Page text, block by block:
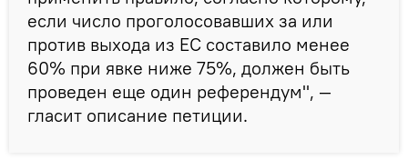
если число проголосовавших за или
против выхода из ЕС составило менее
60% при явке ниже 75%, должен быть
проведен еще один референдум", —
гласит описание петиции.